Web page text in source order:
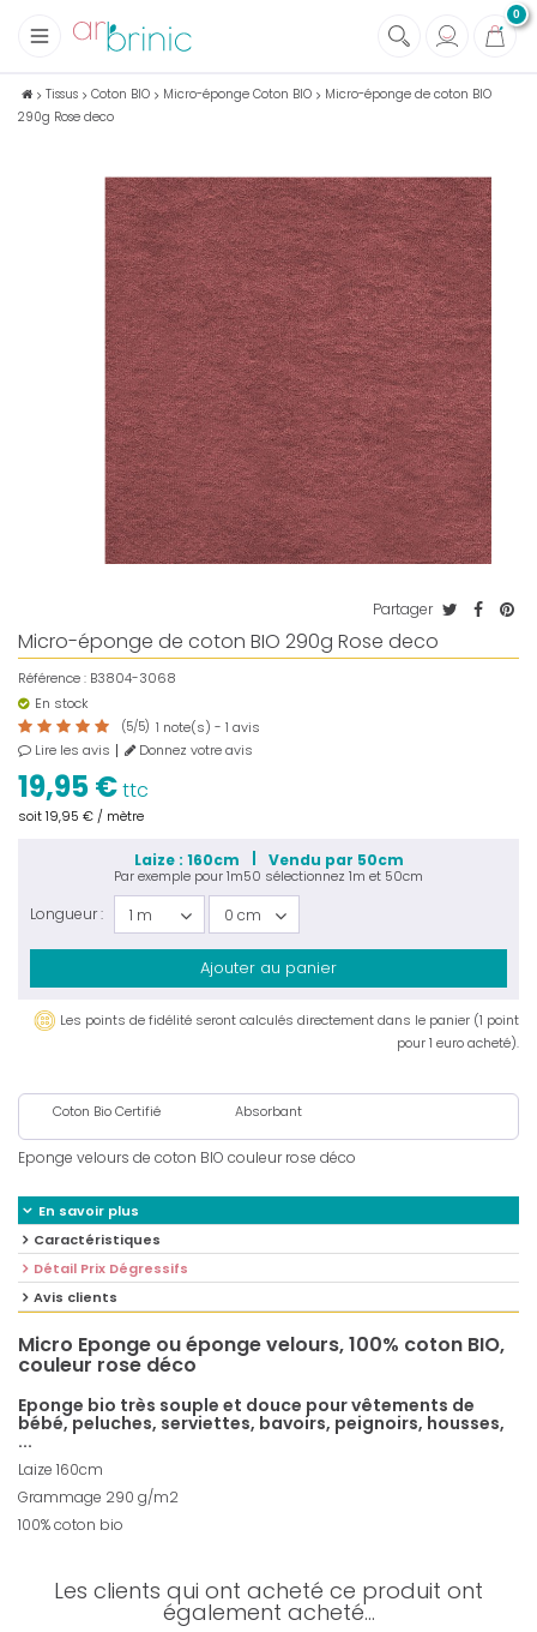
0
+
Tissus
Mercerie
+
Maison écologique
+
Lectures
Tissus Coton BIO Micro-éponge Coton BIO
Micro-éponge de coton BIO
290g Rose deco
Partager
Micro-éponge de coton BIO 290g Rose deco
Référence : B3804-3068
En stock
(5/5) 1 note(s) - 1 avis
Lire les avis
Donnez votre avis
19,95 €ttc
soit19,95 € / mètre
Laize : 160cm Vendu par 50cm
Par exemple pour1m50 sélectionnez 1m et 50cm
Longueur : 1 m 0 cm
Ajouter au panier
Les points de fidélité seront calculés directement dans le panier (1 point
pour 1 euro acheté).
Coton Bio Certifié Absorbant
Eponge velours de coton BIO couleur rose déco
En savoir plus
Caractéristiques
Détail Prix Dégressifs
Avis clients
Micro Eponge ou éponge velours, 100% coton BIO,
couleur rose déco
Eponge bio très souple et douce pour vêtements de
bébé, peluches, serviettes, bavoirs, peignoirs, housses,
...
Laize 160cm
Grammage 290 g/m2
100% coton bio
Les clients qui ont acheté ce produit ont
également acheté...